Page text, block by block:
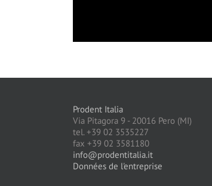
Prodent Italia
Via Pitagora 9 - 20016 Pero (MI)
tel. +39 02 3535227
fax +39 02 3581180
info@prodentitalia.it
Données de l'entreprise